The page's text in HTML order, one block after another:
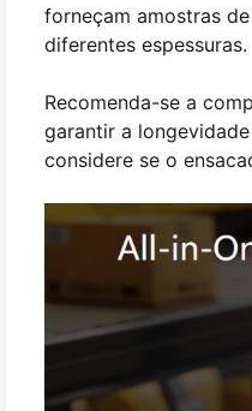
forneçam amostras
diferentes espessuras.
Recomenda-se a
garantir a
considere se o